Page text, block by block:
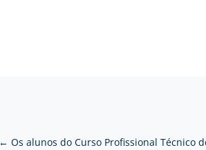
← Os alunos do Curso Profissional Técnico